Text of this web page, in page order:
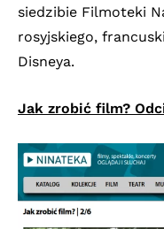
siedzibie Filmoteki
rosyjskiego,
Disneya.
Jak zrobić film?